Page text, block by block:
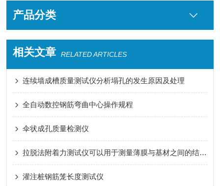
产品分类
相关文章 RELATED ARTICLES
连续墙成槽质量测试仪分析塌孔的发生原因及处理
全自动数控钢筋弯曲中心操作规程
伞状成孔质量检测仪
拉脱法附着力测试仪可以用于测量薄膜与基材之间的结合强度
灌注桩钢筋笼长度测试仪